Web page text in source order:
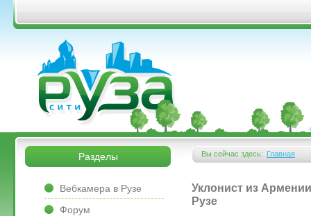
Перейти к основному содержанию
&bsps;
&bsps;
Вы сейчас здесь:
Вы здесь
Главная
Уклонист из
Рузе
Разделы
Вебкамера в Рузе
Форум